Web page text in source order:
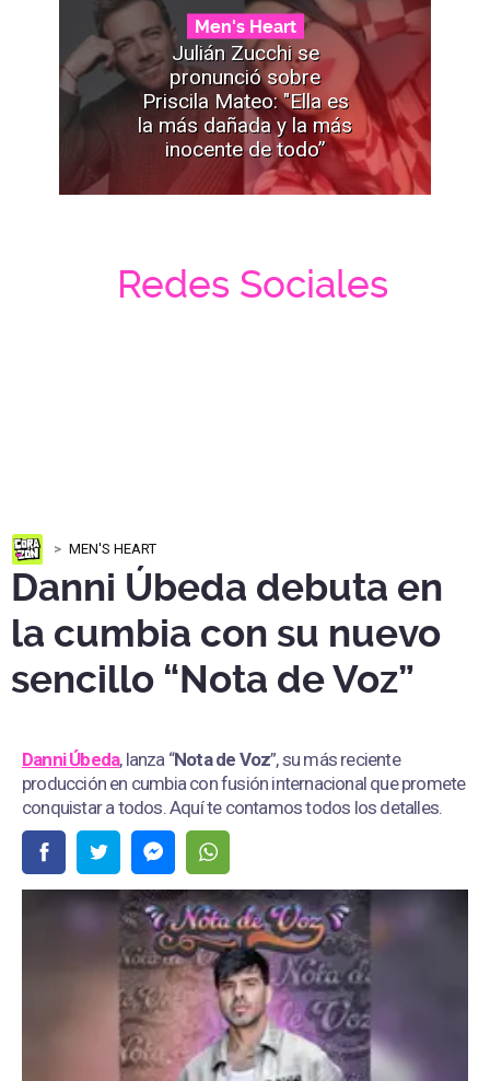
Men's Heart
Julián Zucchi se
pronunció sobre
Priscila Mateo: "Ella es
la más dañada y la más
inocente de todo”
Redes Sociales
MEN'S HEART
Danni Úbeda debuta en
la cumbia con su nuevo
sencillo “Nota de Voz”
Danni Úbeda, lanza “Nota de Voz”, su más reciente
producción en cumbia con fusión internacional que promete
conquistar a todos. Aquí te contamos todos los detalles.